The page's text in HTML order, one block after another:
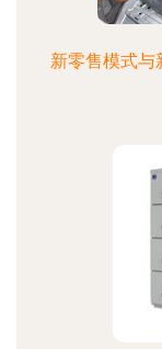
新零售模式与